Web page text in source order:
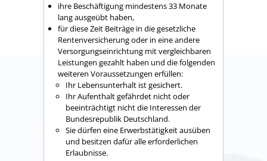
ihre Beschäftigung mindestens 33 Monate
lang ausgeübt haben,
für diese Zeit Beiträge in die gesetzliche
Rentenversicherung oder in eine andere
Versorgungseinrichtung mit vergleichbaren
Leistungen gezahlt haben und die folgenden
weiteren Voraussetzungen erfüllen:
Ihr Lebensunterhalt ist gesichert.
Ihr Aufenthalt gefährdet nicht oder
beeinträchtigt nicht die Interessen der
Bundesrepublik Deutschland.
Sie dürfen eine Erwerbstätigkeit ausüben
und besitzen dafür alle erforderlichen
Erlaubnisse.